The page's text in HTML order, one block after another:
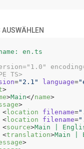
AUSWÄHLEN
en.ts
TS>
="2.1" language=
>
>Main</name>
>
< location filename=
< location filename=
<source>Main |
<translation>Main |
>